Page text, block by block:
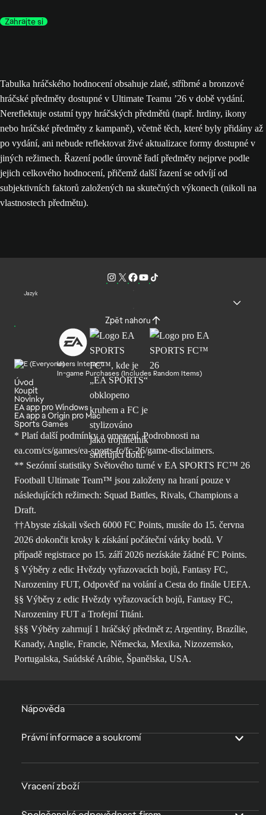
Zahrajte si
Tabulka hráčského hodnocení obsahuje zlaté, stříbrné a bronzové
hráčské předměty dostupné v Ultimate Teamu ’26 v době vydání.
Nereflektuje ostatní typy hráčských předmětů (např. hrdiny, ikony
nebo hráčské předměty z kampaně), včetně těch, které byly přidány až
po vydání, ani nebude reflektovat živé aktualizace formy dostupné v
jiných režimech. Řazení podle úrovně řadí předměty nejprve podle
jejich celkového hodnocení, přičemž další řazení se odvíjí od
subjektivních faktorů založených na skutečných výkonech (nikoli na
vlastnostech předmětu).
Jazyk
Zpět nahoru
Users Interact
In-game Purchases (Includes Random Items)
Úvod
Koupit
Novinky
EA app pro Windows
EA app a Origin pro Mac
Sports Games
* Platí další podmínky a omezení. Podrobnosti na
ea.com/cs/games/ea-sports-fc/fc-26/game-disclaimers.
** Sezónní statistiky Světového turné v EA SPORTS FC™ 26
Football Ultimate Team™ jsou založeny na hraní pouze v
následujících režimech: Squad Battles, Rivals, Champions a
Draft.
††Abyste získali všech 6000 FC Points, musíte do 15. června
2026 dokončit kroky k získání počáteční várky bodů. V
případě registrace po 15. září 2026 nezískáte žádné FC Points.
§ Výběry z edic Hvězdy vyřazovacích bojů, Fantasy FC,
Narozeniny FUT, Odpověď na volání a Cesta do finále UEFA.
§§ Výběry z edic Hvězdy vyřazovacích bojů, Fantasy FC,
Narozeniny FUT a Trofejní Titáni.
§§§ Výběry zahrnují 1 hráčský předmět z; Argentiny, Brazílie,
Kanady, Anglie, Francie, Německa, Mexika, Nizozemsko,
Portugalska, Saúdské Arábie, Španělska, USA.
Nápověda
Právní informace a soukromí
Vracení zboží